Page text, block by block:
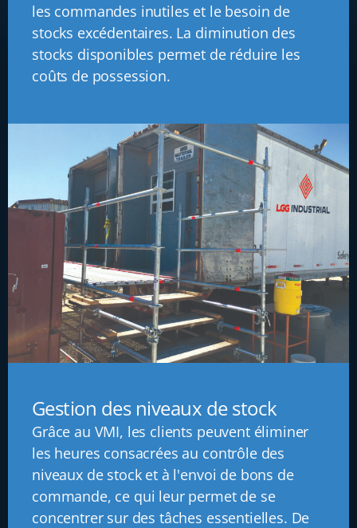
les commandes inutiles et le besoin de
stocks excédentaires. La diminution des
stocks disponibles permet de réduire les
coûts de possession.
Gestion des niveaux de stock
Grâce au VMI, les clients peuvent éliminer
les heures consacrées au contrôle des
niveaux de stock et à l'envoi de bons de
commande, ce qui leur permet de se
concentrer sur des tâches essentielles. De